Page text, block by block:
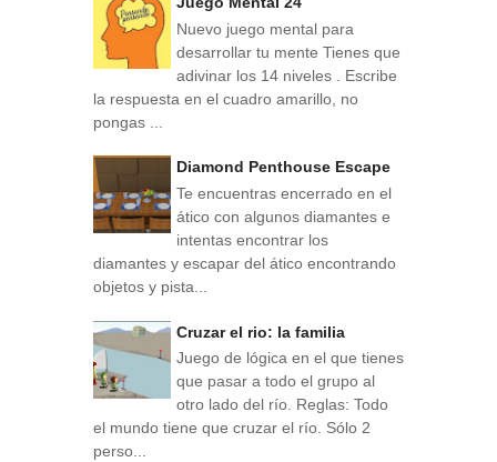
Nuevo juego mental para
desarrollar tu mente Tienes que
adivinar los 14 niveles . Escribe
la respuesta en el cuadro amarillo, no
pongas ...
Diamond Penthouse Escape
Te encuentras encerrado en el
ático con algunos diamantes e
intentas encontrar los
diamantes y escapar del ático encontrando
objetos y pista...
Cruzar el rio: la familia
Juego de lógica en el que tienes
que pasar a todo el grupo al
otro lado del río. Reglas: Todo
el mundo tiene que cruzar el río. Sólo 2
perso...